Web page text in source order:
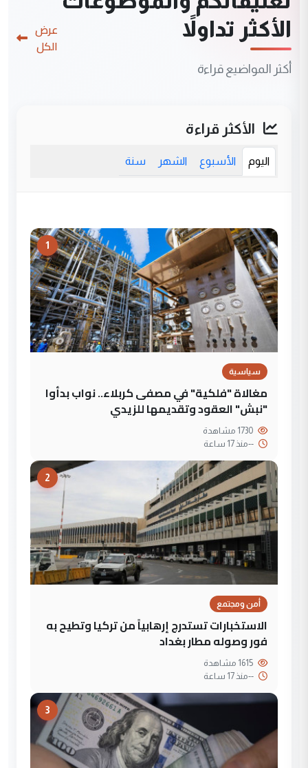
الأكثر تداولاً
أكثر المواضيع قراءة
عرض
الكل
الأكثر قراءة
اليوم الأسبوع الشهر سنة
1
سياسية
مغالاة "فلكية" في مصفى كربلاء.. نواب بدأوا
"نبش" العقود وتقديمها للزيدي
--منذ 17 ساعة
2
أمن ومجتمع
الاستخبارات تستدرج إرهابياً من تركيا وتطيح به
فور وصوله مطار بغداد
--منذ 17 ساعة
3